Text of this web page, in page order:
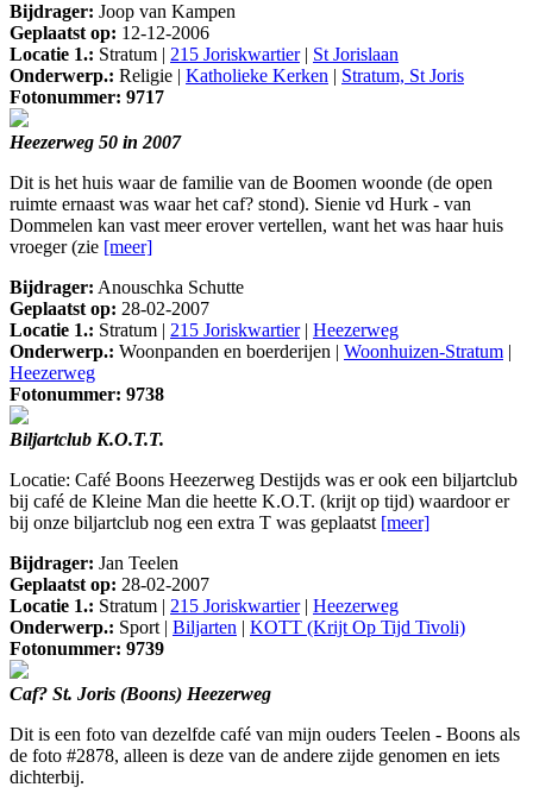
Bijdrager: Joop van Kampen
Geplaatst op: 12-12-2006
Locatie 1.: Stratum | 215 Joriskwartier| St Jorislaan
Onderwerp.: Religie | Katholieke Kerken | Stratum, St Joris
Fotonummer: 9717
Heezerweg 50 in 2007
Dit is het huis waar de familie van de Boomen woonde (de open
ruimte ernaast was waar het caf? stond). Sienie vd Hurk - van
Dommelen kan vast meer erover vertellen, want het was haar huis
vroeger (zie [meer]
Bijdrager: Anouschka Schutte
Geplaatst op: 28-02-2007
Locatie 1.: Stratum | 215 Joriskwartier| Heezerweg
Onderwerp.: Woonpanden en boerderijen | Woonhuizen-Stratum |
Heezerweg
Fotonummer: 9738
Biljartclub K.O.T.T.
Locatie: Café Boons Heezerweg Destijds was er ook een biljartclub
bij café de Kleine Man die heette K.O.T. (krijt op tijd) waardoor er
bij onze biljartclub nog een extra T was geplaatst [meer]
Bijdrager: Jan Teelen
Geplaatst op: 28-02-2007
Locatie 1.: Stratum | 215 Joriskwartier| Heezerweg
Onderwerp.: Sport | Biljarten | KOTT (Krijt Op Tijd Tivoli)
Fotonummer: 9739
Caf? St. Joris (Boons) Heezerweg
Dit is een foto van dezelfde café van mijn ouders Teelen - Boons als
de foto #2878, alleen is deze van de andere zijde genomen en iets
dichterbij.